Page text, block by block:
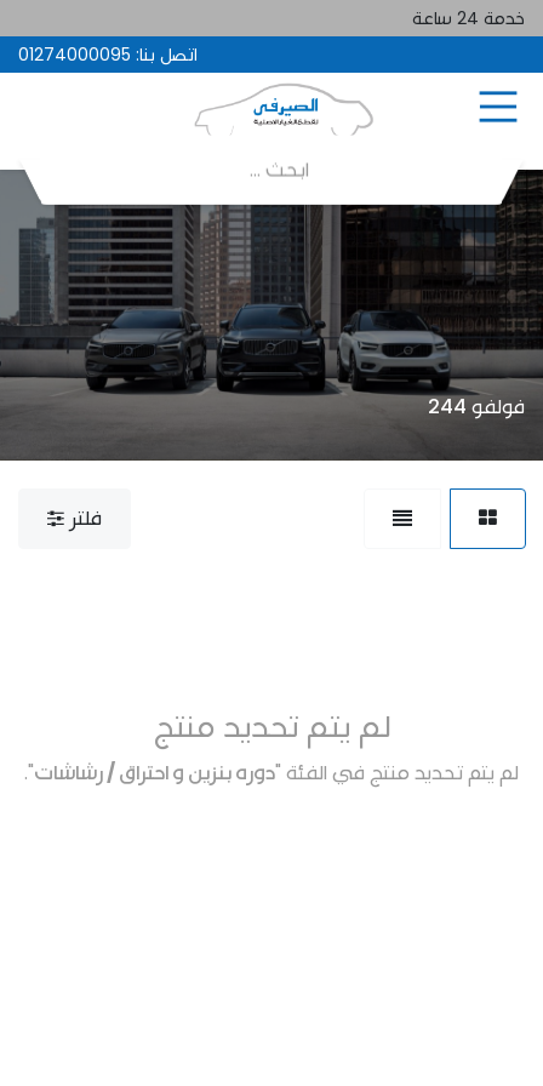
خدمة 24 ساعة
اتصل بنا: 01274000095
فولفو 244
فلتر
لم يتم تحديد منتج
لم يتم تحديد منتج في الفئة "دوره بنزين و احتراق / رشاشات".